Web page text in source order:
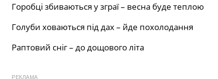
Горобці збиваються у зграї – весна буде теплою
Голуби ховаються під дах – йде похолодання
Раптовий сніг – до дощового літа
РЕКЛАМА